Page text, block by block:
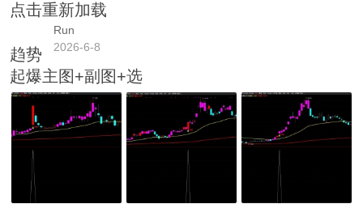
点击重新加载
Run
2026-6-8
趋势
起爆主图+副图+选